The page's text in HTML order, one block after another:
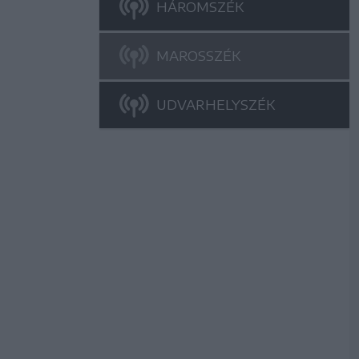
HÁROMSZÉK
MAROSSZÉK
UDVARHELYSZÉK